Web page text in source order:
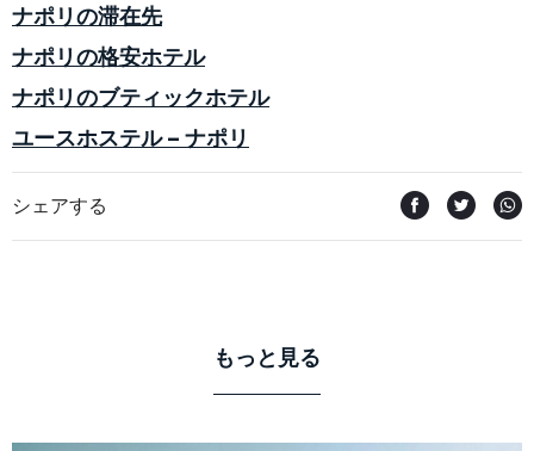
ナポリの滞在先
ナポリの格安ホテル
ナポリのブティックホテル
ユースホステル – ナポリ
シェアする
もっと見る